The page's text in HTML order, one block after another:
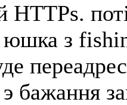
HTTPs.
юшка з
э бажання